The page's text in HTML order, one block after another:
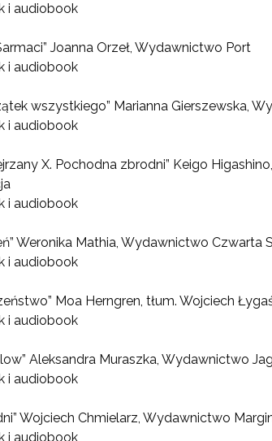
i audiobook
Joanna Orzeł, Wydawnictwo Port
i audiobook
wszystkiego” Marianna Gierszewska,
i audiobook
X. Pochodna zbrodni” Keigo
i audiobook
Weronika Mathia, Wydawnictwo Czwarta
i audiobook
Moa Herngren, tłum. Wojciech
i audiobook
Aleksandra Muraszka, Wydawnictwo
i audiobook
Wojciech Chmielarz, Wydawnictwo
i audiobook